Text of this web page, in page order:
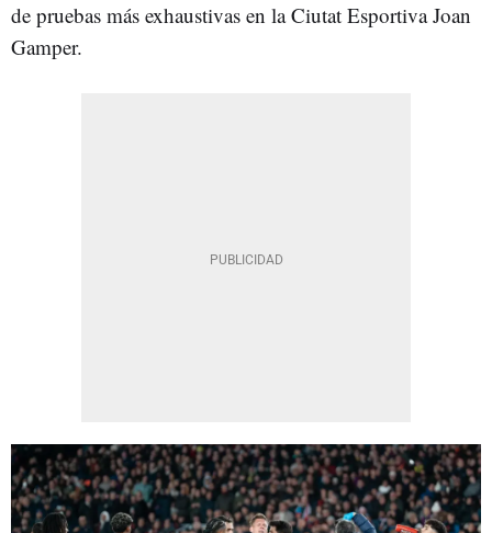
de pruebas más exhaustivas en la Ciutat Esportiva Joan
Gamper.